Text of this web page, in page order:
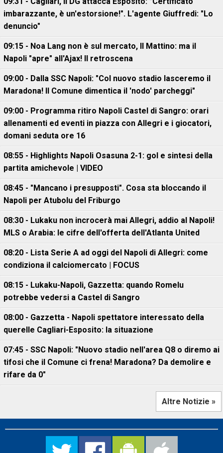
imbarazzante, è un'estorsione!". L'agente Giuffredi: "Lo
denuncio"
09:15 - Noa Lang non è sul mercato, Il Mattino: ma il
Napoli "apre" all'Ajax! Il retroscena
09:00 - Dalla SSC Napoli: "Col nuovo stadio lasceremo il
Maradona! Il Comune dimentica il 'nodo' parcheggi"
09:00 - Programma ritiro Napoli Castel di Sangro: orari
allenamenti ed eventi in piazza con Allegri e i giocatori,
domani seduta ore 16
08:55 - Highlights Napoli Osasuna 2-1: gol e sintesi della
partita amichevole | VIDEO
08:45 - "Mancano i presupposti". Cosa sta bloccando il
Napoli per Atubolu del Friburgo
08:30 - Lukaku non incrocerà mai Allegri, addio al Napoli!
MLS o Arabia: le cifre dell'offerta dell'Atlanta United
08:20 - Lista Serie A ad oggi del Napoli di Allegri: come
condiziona il calciomercato | FOCUS
08:15 - Lukaku-Napoli, Gazzetta: quando Romelu
potrebbe vedersi a Castel di Sangro
08:00 - Gazzetta - Napoli spettatore interessato della
querelle Cagliari-Esposito: la situazione
07:45 - SSC Napoli: "Nuovo stadio nell'area Q8 o diremo ai
tifosi che il Comune ci frena! Maradona? Da demolire e
rifare da 0"
Altre Notizie »